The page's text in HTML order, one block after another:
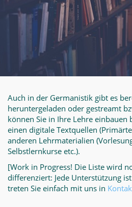
Auch in der Germanistik gibt es
heruntergeladen oder gestreamt
können Sie in Ihre Lehre
einen digitale Textquellen
anderen Lehrmaterialien
Selbstlernkurse etc.).
[Work in Progress! Die Liste wird
differenziert: Jede Unterstützung
treten Sie einfach mit uns in